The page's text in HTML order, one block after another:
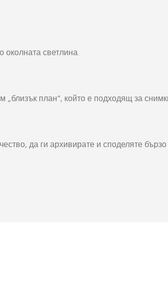
околната светлина.
план“, който е подходящ за
да ги архивирате и споделяте бързо